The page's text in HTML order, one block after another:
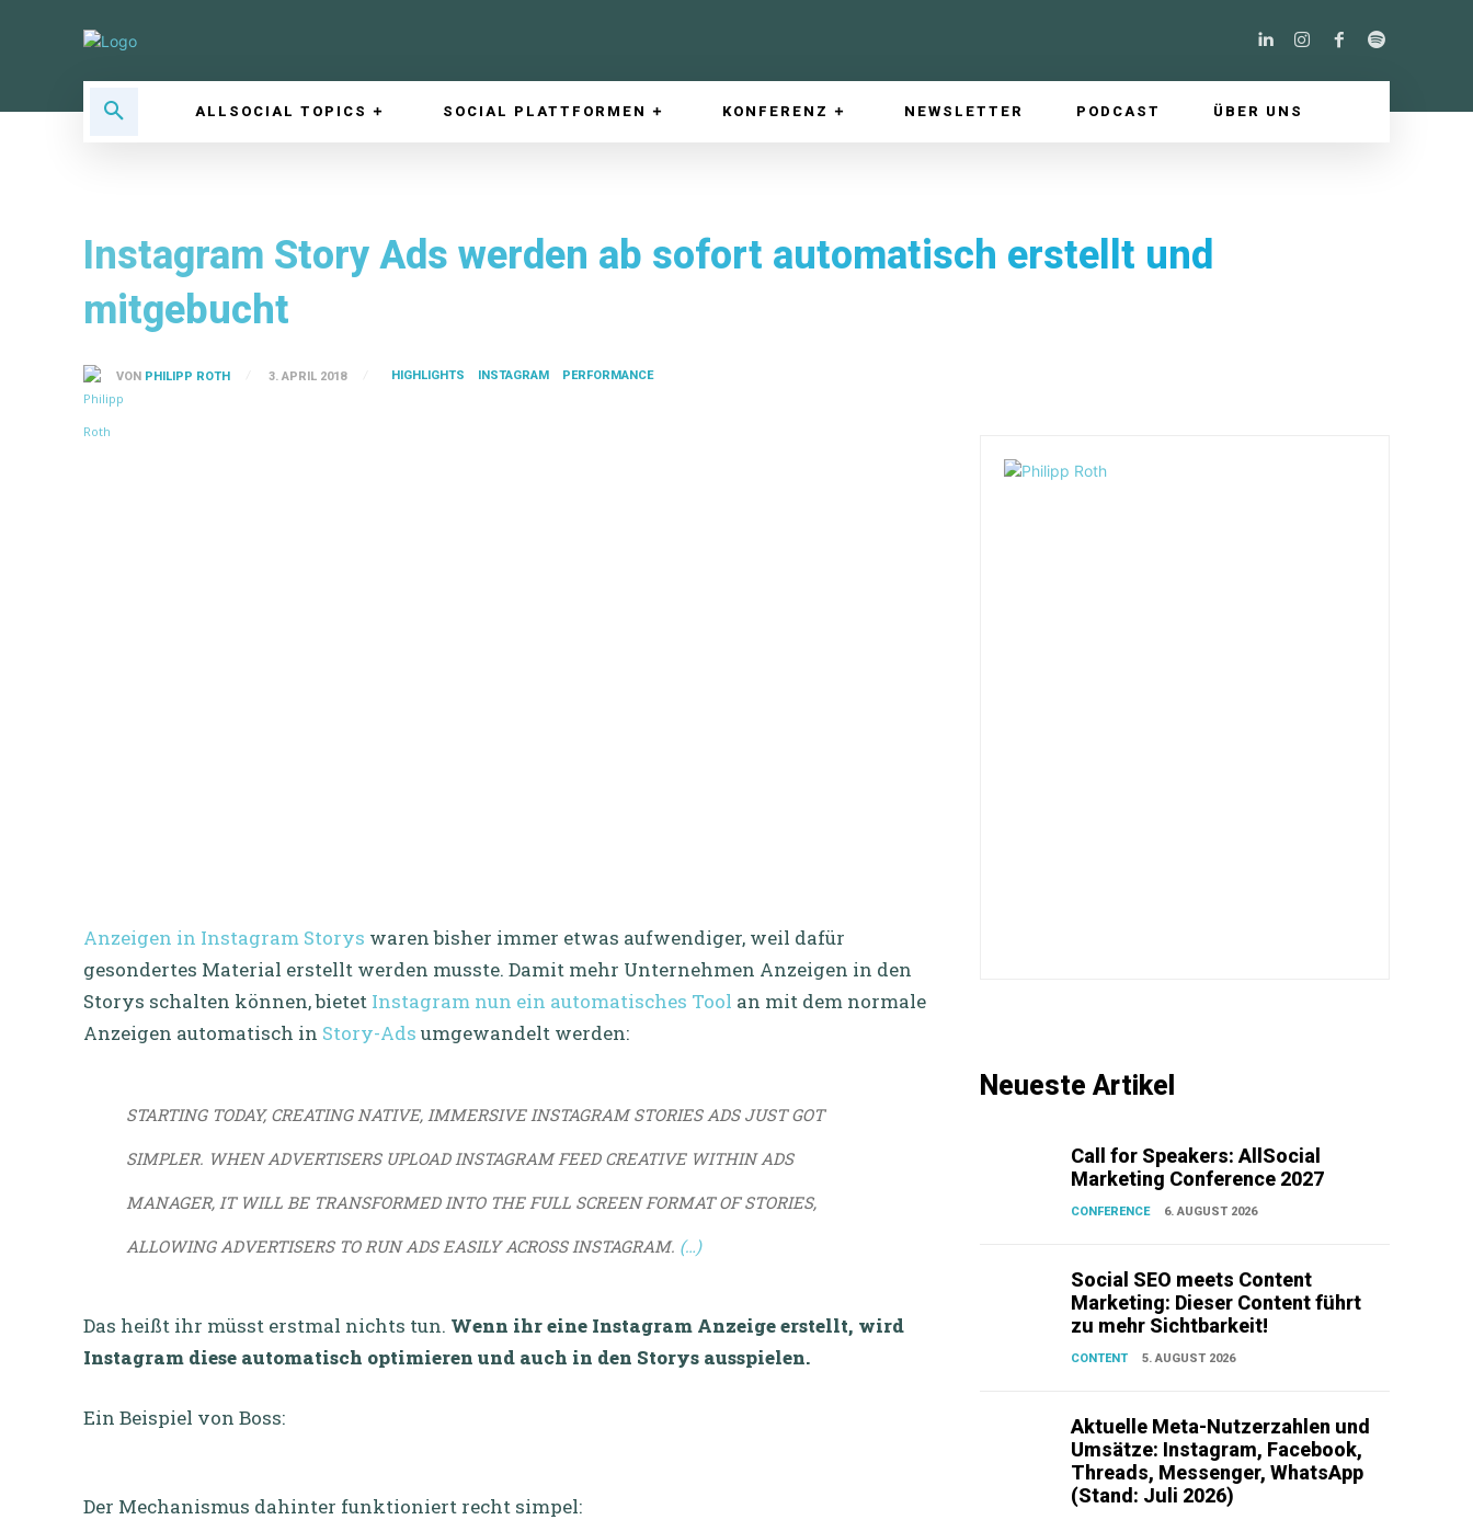
ALLSOCIAL TOPICS SOCIAL PLATTFORMEN KONFERENZ NEWSLETTER PODCAST ÜBER UNS
Instagram Story Ads werden ab sofort automatisch erstellt und
mitgebucht
VON PHILIPP ROTH 3. APRIL 2018 HIGHLIGHTS INSTAGRAM PERFORMANCE
Anzeigen in Instagram Storys waren bisher immer etwas aufwendiger, weil dafür
gesondertes Material erstellt werden musste. Damit mehr Unternehmen Anzeigen in den
Storys schalten können, bietet Instagram nun ein automatisches Tool an mit dem normale
Anzeigen automatisch in Story-Ads umgewandelt werden:
STARTING TODAY, CREATING NATIVE, IMMERSIVE INSTAGRAM STORIES ADS JUST GOT
SIMPLER. WHEN ADVERTISERS UPLOAD INSTAGRAM FEED CREATIVE WITHIN ADS
MANAGER, IT WILL BE TRANSFORMED INTO THE FULL SCREEN FORMAT OF STORIES,
ALLOWING ADVERTISERS TO RUN ADS EASILY ACROSS INSTAGRAM. (…)
Das heißt ihr müsst erstmal nichts tun. Wenn ihr eine Instagram Anzeige erstellt, wird
Instagram diese automatisch optimieren und auch in den Storys ausspielen.
Ein Beispiel von Boss:
Der Mechanismus dahinter funktioniert recht simpel:
Neueste Artikel
Call for Speakers: AllSocial
Marketing Conference 2027
CONFERENCE 6. AUGUST 2026
Social SEO meets Content
Marketing: Dieser Content führt
zu mehr Sichtbarkeit!
CONTENT 5. AUGUST 2026
Aktuelle Meta-Nutzerzahlen und
Umsätze: Instagram, Facebook,
Threads, Messenger, WhatsApp
(Stand: Juli 2026)